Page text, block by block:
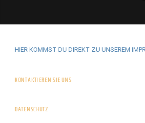
HIER KOMMST DU DIREKT ZU UNSEREM
KONTAKTIEREN SIE UNS
DATENSCHUTZ